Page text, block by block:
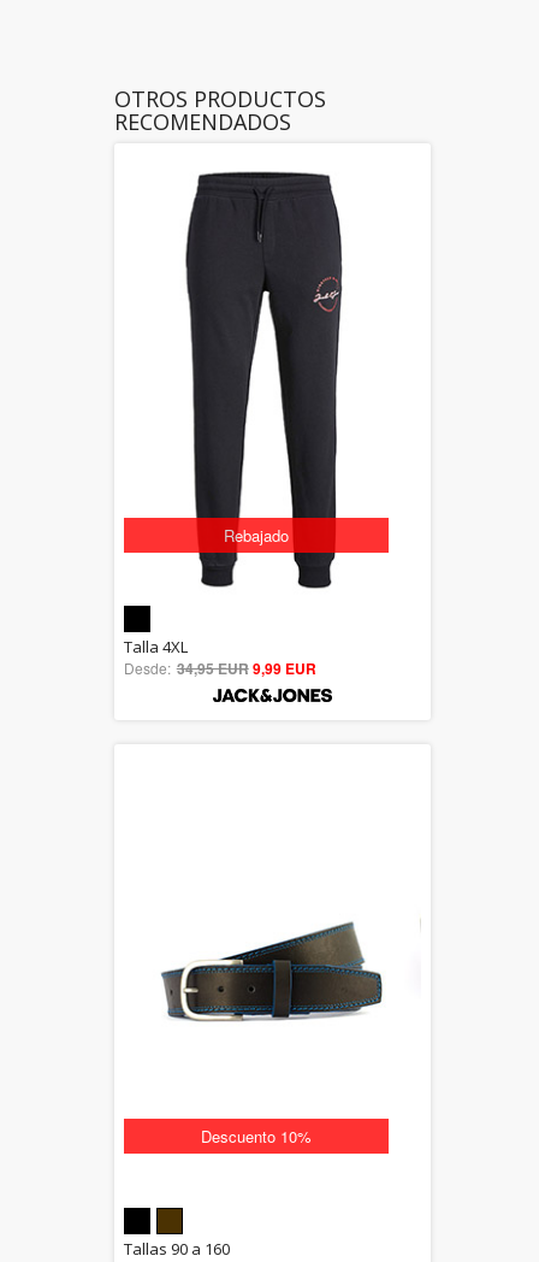
OTROS PRODUCTOS
RECOMENDADOS
Rebajado
out of 5
Talla 4XL
Desde: 34,95 EUR9,99 EUR
Descuento 10%
5.00
Tallas 90 a 160